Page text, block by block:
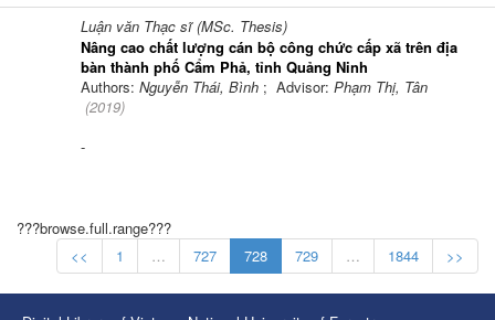
Luận văn Thạc sĩ (MSc. Thesis)
Nâng cao chất lượng cán bộ công chức cấp xã trên địa
bàn thành phố Cẩm Phả, tỉnh Quảng Ninh
Authors: Nguyễn Thái, Bình ; Advisor: Phạm Thị, Tân
(2019)
-
???browse.full.range???
<<
1 … 727 728 729 … 1844 >>